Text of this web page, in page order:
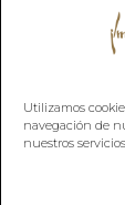
Utilizamos
navegación de
nuestros